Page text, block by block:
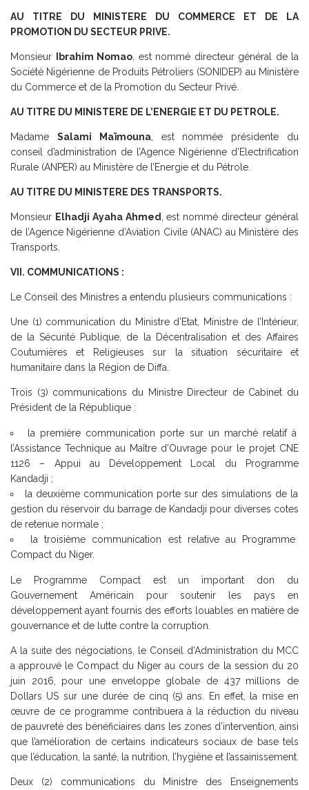
AU TITRE DU MINISTERE DU COMMERCE ET DE LA
PROMOTION DU SECTEUR PRIVE.
Monsieur Ibrahim Nomao , est nommé directeur général de la
Société Nigérienne de Produits Pétroliers (SONIDEP) au Ministère
du Commerce et de la Promotion du Secteur Privé.
AU TITRE DU MINISTERE DE L’ENERGIE ET DU PETROLE.
Madame Salami Maïmouna, est nommée présidente du
conseil d’administration de l’Agence Nigérienne d’Electrification
Rurale (ANPER) au Ministère de l’Energie et du Pétrole.
AU TITRE DU MINISTERE DES TRANSPORTS.
Monsieur Elhadji Ayaha Ahmed
, est nommé directeur général
de l’Agence Nigérienne d’Aviation Civile (ANAC) au Ministère des
Transports.
VII. COMMUNICATIONS :
Le Conseil des Ministres a entendu plusieurs communications :
Une (1) communication du Ministre d’Etat, Ministre de l’Intérieur,
de la Sécurité Publique, de la Décentralisation et des Affaires
Coutumières et Religieuses sur la situation sécuritaire et
humanitaire dans la Région de Diffa.
Trois (3) communications du Ministre Directeur de Cabinet du
Président de la République :
la première communication porte sur un marché relatif à
l’Assistance Technique au Maître d’Ouvrage pour le projet CNE
1126 – Appui au Développement Local du Programme
Kandadji ;
la deuxième communication porte sur des simulations de la
gestion du réservoir du barrage de Kandadji pour diverses cotes
de retenue normale ;
la troisième communication est relative au Programme
Compact du Niger.
Le Programme Compact est un important don du
Gouvernement Américain pour soutenir les pays en
développement ayant fournis des efforts louables en matière de
gouvernance et de lutte contre la corruption.
A la suite des négociations, le Conseil d’Administration du MCC
a approuvé le Compact du Niger au cours de la session du 20
juin 2016, pour une enveloppe globale de 437 millions de
Dollars US sur une durée de cinq (5) ans. En effet, la mise en
œuvre de ce programme contribuera à la réduction du niveau
de pauvreté des bénéficiaires dans les zones d’intervention, ainsi
que l’amélioration de certains indicateurs sociaux de base tels
que l’éducation, la santé, la nutrition, l’hygiène et l’assainissement.
Deux (2) communications du Ministre des Enseignements